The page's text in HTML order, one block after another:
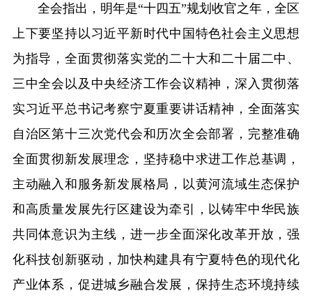
全会指出，明年是“十四五”规划收官之年，全区
上下要坚持以习近平新时代中国特色社会主义思想
为指导，全面贯彻落实党的二十大和二十届二中、
三中全会以及中央经济工作会议精神，深入贯彻落
实习近平总书记考察宁夏重要讲话精神，全面落实
自治区第十三次党代会和历次全会部署，完整准确
全面贯彻新发展理念，坚持稳中求进工作总基调，
主动融入和服务新发展格局，以黄河流域生态保护
和高质量发展先行区建设为牵引，以铸牢中华民族
共同体意识为主线，进一步全面深化改革开放，强
化科技创新驱动，加快构建具有宁夏特色的现代化
产业体系，促进城乡融合发展，保持生态环境持续